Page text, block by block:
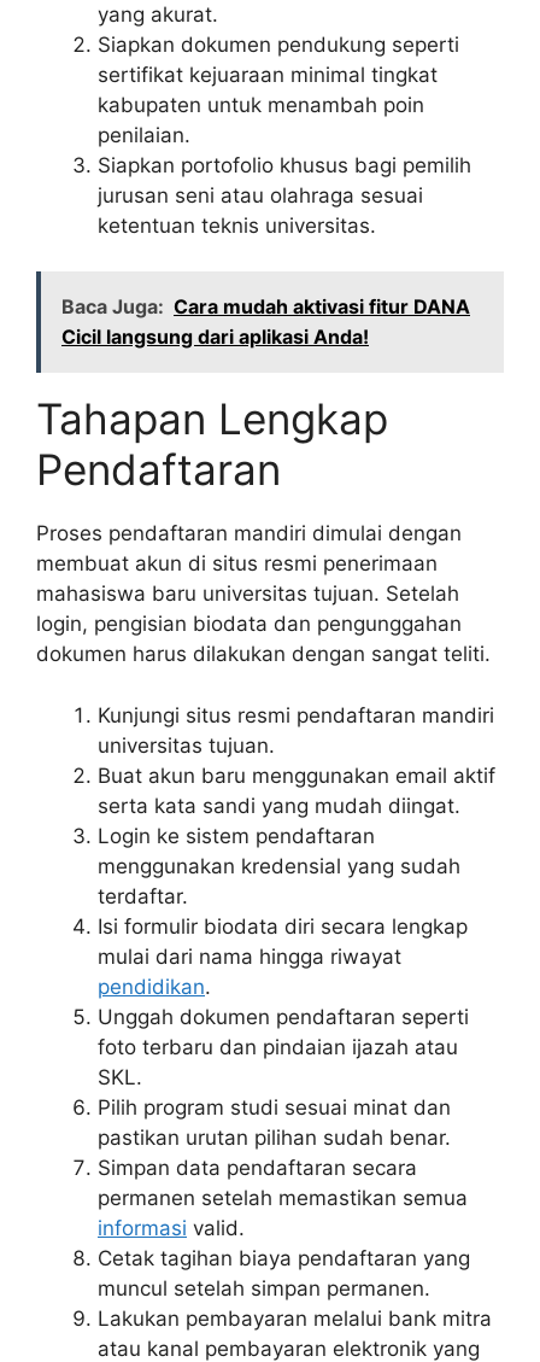
yang akurat.
Siapkan dokumen pendukung seperti
sertifikat kejuaraan minimal tingkat
kabupaten untuk menambah poin
penilaian.
Siapkan portofolio khusus bagi pemilih
jurusan seni atau olahraga sesuai
ketentuan teknis universitas.
Baca Juga: Cara mudah aktivasi fitur DANA
Cicil langsung dari aplikasi Anda!
Tahapan Lengkap
Pendaftaran
Proses pendaftaran mandiri dimulai dengan
membuat akun di situs resmi penerimaan
mahasiswa baru universitas tujuan. Setelah
login, pengisian biodata dan pengunggahan
dokumen harus dilakukan dengan sangat teliti.
Kunjungi situs resmi pendaftaran mandiri
universitas tujuan.
Buat akun baru menggunakan email aktif
serta kata sandi yang mudah diingat.
Login ke sistem pendaftaran
menggunakan kredensial yang sudah
terdaftar.
Isi formulir biodata diri secara lengkap
mulai dari nama hingga riwayat
pendidikan.
Unggah dokumen pendaftaran seperti
foto terbaru dan pindaian ijazah atau
SKL.
Pilih program studi sesuai minat dan
pastikan urutan pilihan sudah benar.
Simpan data pendaftaran secara
permanen setelah memastikan semua
informasi valid.
Cetak tagihan biaya pendaftaran yang
muncul setelah simpan permanen.
Lakukan pembayaran melalui bank mitra
atau kanal pembayaran elektronik yang